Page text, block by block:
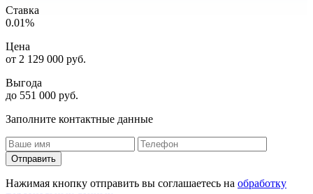
Ставка
0.01%
Цена
от 2 129 000 руб.
Выгода
до 551 000 руб.
Заполните контактные данные
Отправить
Нажимая кнопку отправить вы соглашаетесь на обработку